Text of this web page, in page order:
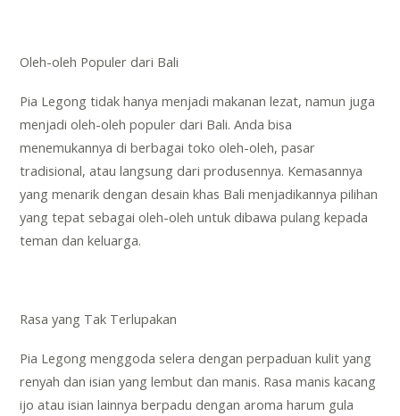
Oleh-oleh Populer dari Bali
Pia Legong tidak hanya menjadi makanan lezat, namun juga
menjadi oleh-oleh populer dari Bali. Anda bisa
menemukannya di berbagai toko oleh-oleh, pasar
tradisional, atau langsung dari produsennya. Kemasannya
yang menarik dengan desain khas Bali menjadikannya pilihan
yang tepat sebagai oleh-oleh untuk dibawa pulang kepada
teman dan keluarga.
Rasa yang Tak Terlupakan
Pia Legong menggoda selera dengan perpaduan kulit yang
renyah dan isian yang lembut dan manis. Rasa manis kacang
ijo atau isian lainnya berpadu dengan aroma harum gula